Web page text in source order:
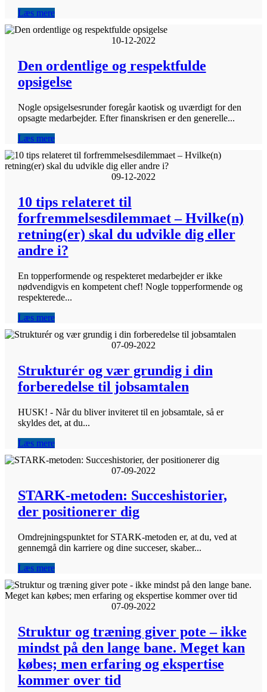
Læs mere
10-12-2022
Den ordentlige og respektfulde
opsigelse
Nogle opsigelsesrunder foregår kaotisk og uværdigt for den
opsagte medarbejder. Efter finanskrisen er den generelle...
Læs mere
09-12-2022
10 tips relateret til
forfremmelsesdilemmaet – Hvilke(n)
retning(er) skal du udvikle dig eller
andre i?
En topperformende og respekteret medarbejder er ikke
nødvendigvis en kompetent chef! Nogle topperformende og
respekterede...
Læs mere
07-09-2022
Strukturér og vær grundig i din
forberedelse til jobsamtalen
HUSK! - Når du bliver inviteret til en jobsamtale, så er
skyldes det, at du...
Læs mere
07-09-2022
STARK-metoden: Succeshistorier,
der positionerer dig
Omdrejningspunktet for STARK-metoden er, at du, ved at
gennemgå din karriere og dine succeser, skaber...
Læs mere
07-09-2022
Struktur og træning giver pote – ikke
mindst på den lange bane. Meget kan
købes; men erfaring og ekspertise
kommer over tid